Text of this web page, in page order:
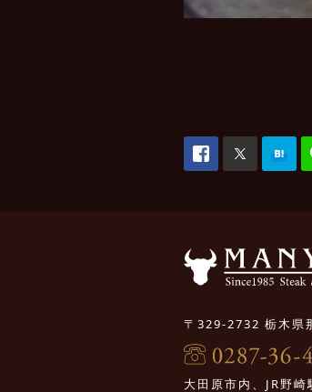
〒329-2732 栃木県
大田原市内、JR野